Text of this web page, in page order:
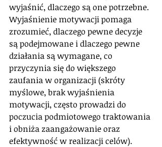
wyjaśnić, dlaczego są one potrzebne.
Wyjaśnienie motywacji pomaga
zrozumieć, dlaczego pewne decyzje
są podejmowane i dlaczego pewne
działania są wymagane, co
przyczynia się do większego
zaufania w organizacji (skróty
myślowe, brak wyjaśnienia
motywacji, często prowadzi do
poczucia podmiotowego traktowania
i obniża zaangażowanie oraz
efektywność w realizacji celów).